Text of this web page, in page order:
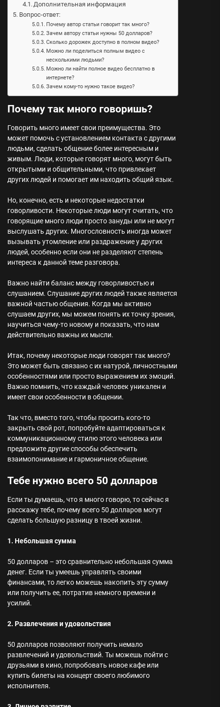
Дополнительная информация
Вопрос-ответ:
Почему автор статьи говорит так много?
Зачем автору статьи нужны 50 долларов?
Сколько дорожек доступно в полном видео?
Можно ли поделиться полным видео с
несколькими людьми?
Можно ли найти полное видео бесплатно в
интернете?
Зачем кому-то нужно такое видео?
Почему так много говоришь?
Говорить много имеет свои преимущества. Это
может помочь с установлением контакта с другими
людьми, сделать общение более интересным и
живым. Люди, которые говорят много, могут быть
открытыми и общительными, что привлекает
других людей и помогает им находить общий язык.
Но, конечно, есть и некоторые недостатки
говорливости. Некоторые люди могут считать, что
говорящие много люди просто зануды или не могут
выслушать других. Многословность иногда может
вызывать утомление или раздражение у других
людей, особенно если они не разделяют степень
интереса к данной теме разговора.
Важно найти баланс между говорливостью и
слушанием. Слушание других людей также является
важной частью общения. Когда мы активно
слушаем других, мы можем понять их точку зрения,
научиться чему-то новому и показать, что нам
действительно важны их мысли.
Итак, почему некоторые люди говорят так много?
Это может быть связано с их натурой, личностными
особенностями или просто выражением их эмоций.
Важно помнить, что каждый человек уникален и
имеет свои особенности в общении.
Так что, вместо того, чтобы просить кого-то
закрыть свой рот, попробуйте адаптироваться к
коммуникационному стилю этого человека или
предложите другие способы обеспечить
взаимопонимание и гармоничное общение.
Тебе нужно всего 50 долларов
Если ты думаешь, что я много говорю, то сейчас я
расскажу тебе, почему всего 50 долларов могут
сделать большую разницу в твоей жизни.
1. Небольшая сумма
50 долларов – это сравнительно небольшая сумма
денег. Если ты умеешь управлять своими
финансами, то легко можешь накопить эту сумму
или получить ее, потратив немного времени и
усилий.
2. Развлечения и удовольствия
50 долларов позволяют получить немало
развлечений и удовольствий. Ты можешь пойти с
друзьями в кино, попробовать новое кафе или
купить билеты на концерт своего любимого
исполнителя.